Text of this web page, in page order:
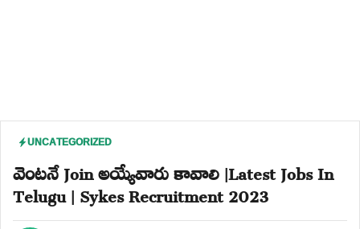
UNCATEGORIZED
వెంటనే Join అయ్యేవారు కావాలి |Latest Jobs In
Telugu | Sykes Recruitment 2023